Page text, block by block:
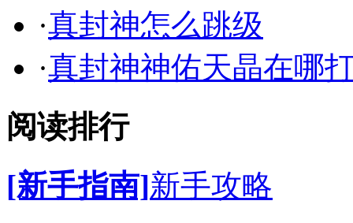
·真封神怎么跳级
·真封神神佑天晶在哪
阅读排行
[新手指南]新手攻略